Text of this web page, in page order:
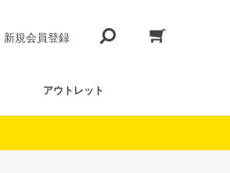
新規会員登録
アウトレット